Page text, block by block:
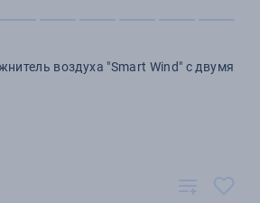
воздуха "Smart Wind" с двумя